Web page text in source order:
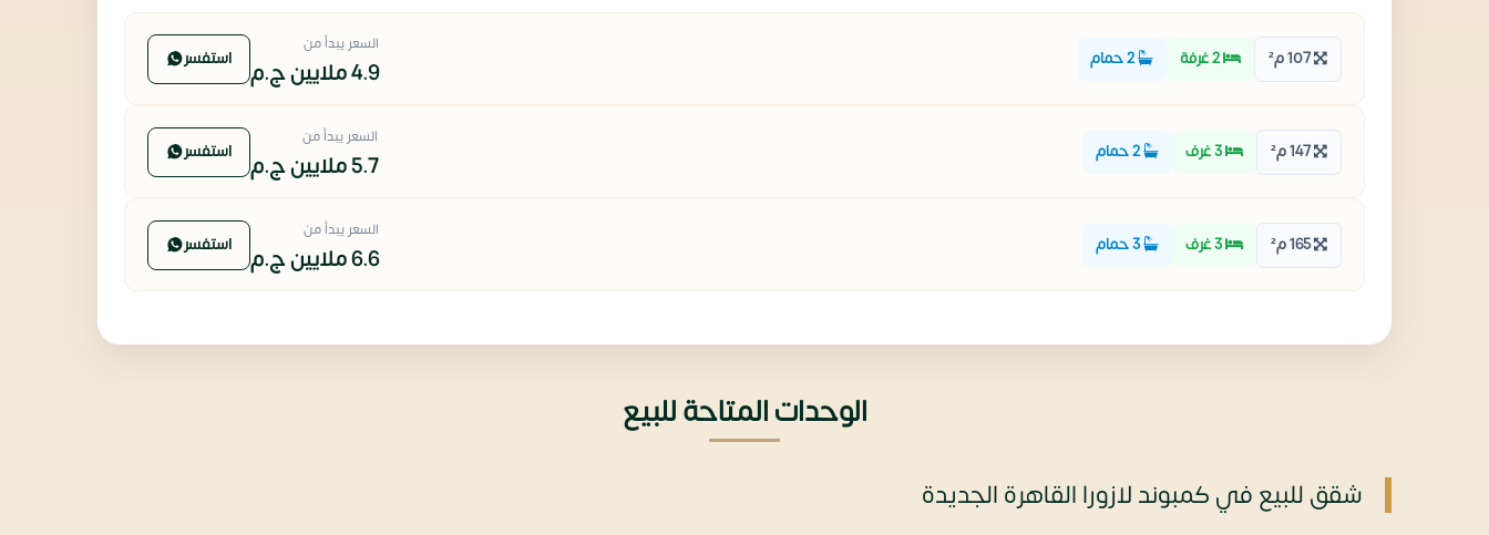
2 غرفة 2 حمام
السعر يبدأ من
4.9 ملايين ج.م استفسر
2 حمام
السعر يبدأ من
5.7 ملايين ج.م استفسر
165 م² 3 حمام
السعر يبدأ من
6.6 ملايين ج.م استفسر
الوحدات المتاحة للبيع
شقق للبيع في كمبوند لازورا القاهرة الجديدة